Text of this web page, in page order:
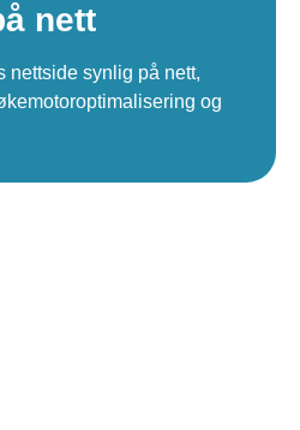
nett
nettside synlig på nett,
og